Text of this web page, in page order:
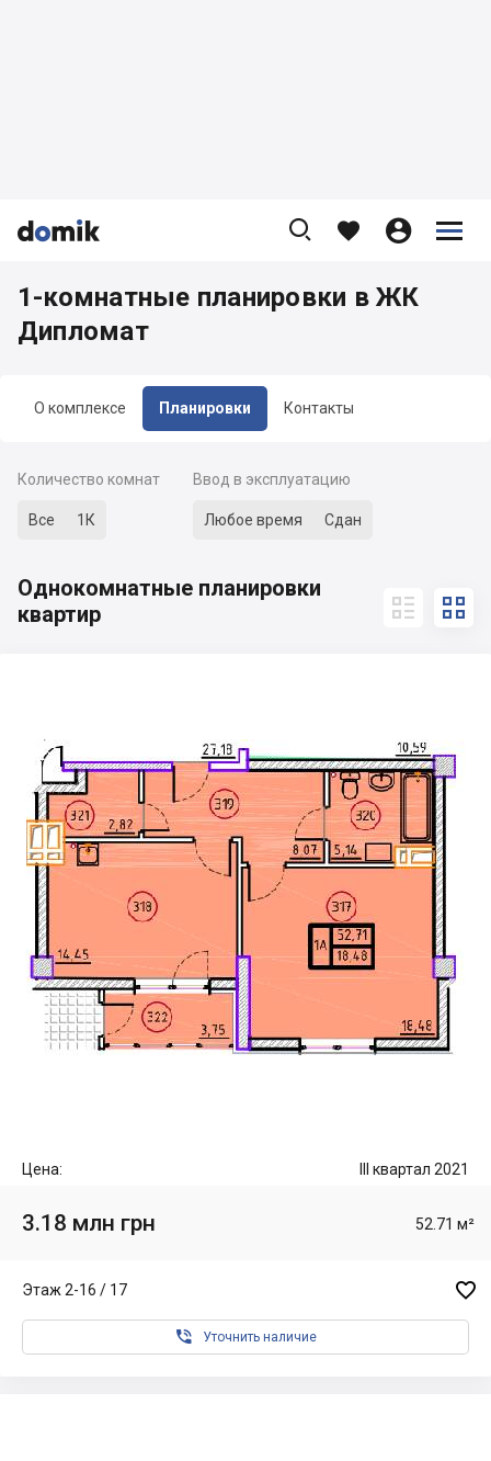


    


О комплексе Планировки Контакты
1-комнатные планировки в ЖК
Дипломат
Количество комнат
Все 1К
Ввод в эксплуатацию
Любое время Сдан
Однокомнатные планировки
квартир
 
Цена: III квартал 2021
3.18 млн грн 52.71 м²
Этаж 2-16 / 17 
 Уточнить наличие